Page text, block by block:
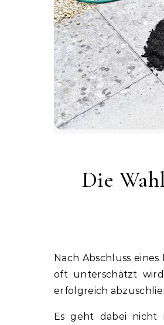
Die
Nach Abschluss eines Bau- oder Renovierungsprojekts steht die Endreinigung an – eine Aufgabe, die
oft unterschätzt
erfolgreich
Es geht dabei